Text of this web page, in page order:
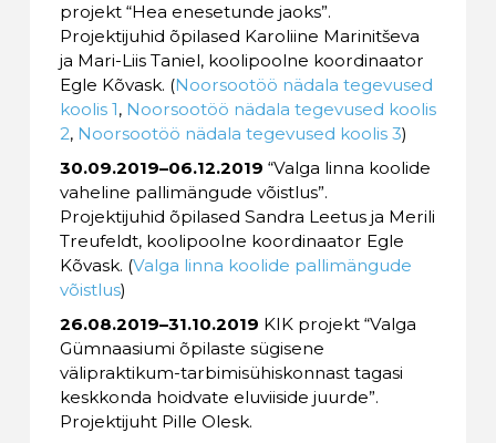
projekt “Hea enesetunde jaoks”.
Projektijuhid õpilased Karoliine Marinitševa
ja Mari-Liis Taniel, koolipoolne koordinaator
Egle Kõvask. (Noorsootöö nädala tegevused
koolis 1, Noorsootöö nädala tegevused koolis
2, Noorsootöö nädala tegevused koolis 3)
30.09.2019–06.12.2019 “Valga linna koolide
vaheline pallimängude võistlus”.
Projektijuhid õpilased Sandra Leetus ja Merili
Treufeldt, koolipoolne koordinaator Egle
Kõvask. (Valga linna koolide pallimängude
võistlus)
26.08.2019–31.10.2019 KIK projekt “Valga
Gümnaasiumi õpilaste sügisene
välipraktikum-tarbimisühiskonnast tagasi
keskkonda hoidvate eluviiside juurde”.
Projektijuht Pille Olesk.